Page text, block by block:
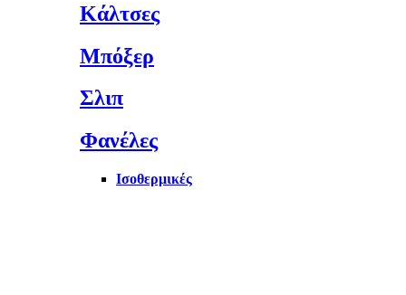
Κάλτσες
Μπόξερ
Σλιπ
Φανέλες
Ισοθερμικές